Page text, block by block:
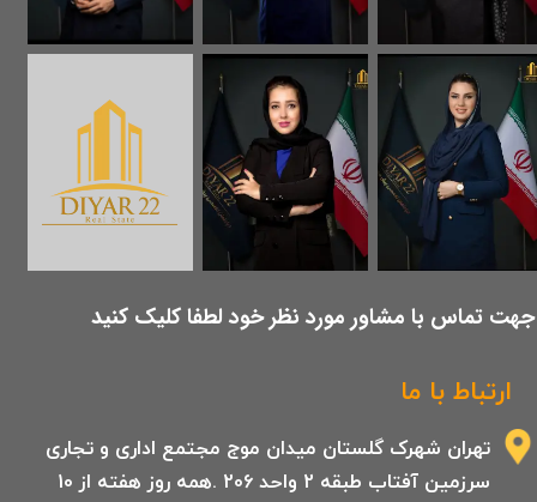
ارتباط با ما
تهران شهرک گلستان میدان موج مجتمع اداری و تجاری
سرزمین آفتاب طبقه 2 واحد 206 .همه روز هفته از 10
​جهت تماس با مشاور مورد نظر خود لطفا کلیک کنید